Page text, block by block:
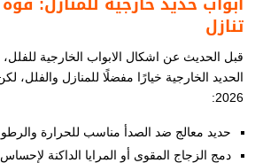
تنازل
قبل الحديث عن اشكال الابواب الخارجية للفلل​​،
الحديد الخارجية خيارًا مفضلًا للمنازل والفلل،
2026:
حديد معالج ضد الصدأ مناسب للحرارة
دمج الزجاج المقوى أو المرايا الداكنة لإحساس